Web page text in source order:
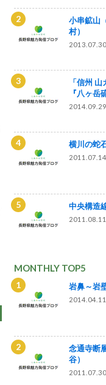
小串鉱山
村）
2013.07.30
「信州
『八ヶ岳
2014.09.29
横川の蛇
2011.07.14
中央構造
2011.08.11
MONTHLY TOP5
岩鼻～岩
2014.04.11
念通寺断
谷）
2011.07.30